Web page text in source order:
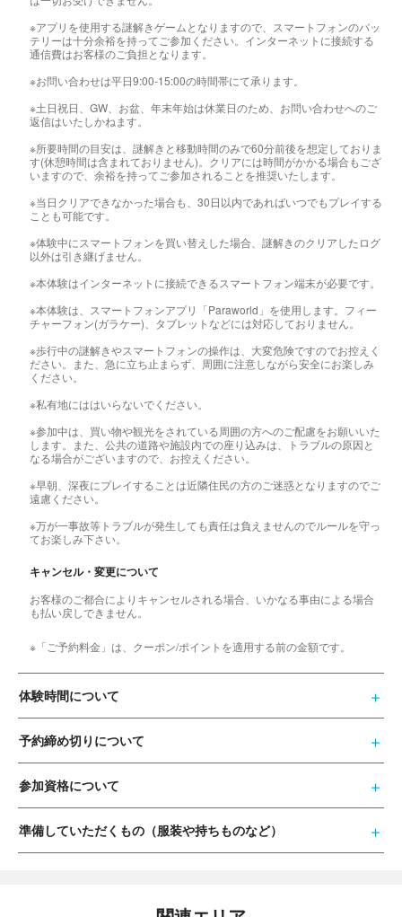
※アプリを使用する謎解きゲームとなりますので、スマートフォンのバッ
テリーは十分余裕を持ってご参加ください。インターネットに接続する
通信費はお客様のご負担となります。
※お問い合わせは平日9:00-15:00の時間帯にて承ります。
※土日祝日、GW、お盆、年末年始は休業日のため、お問い合わせへのご
返信はいたしかねます。
※所要時間の目安は、謎解きと移動時間のみで60分前後を想定しておりま
す(休憩時間は含まれておりません)。クリアには時間がかかる場合もござ
いますので、余裕を持ってご参加されることを推奨いたします。
※当日クリアできなかった場合も、30日以内であればいつでもプレイする
ことも可能です。
※体験中にスマートフォンを買い替えした場合、謎解きのクリアしたログ
以外は引き継げません。
※本体験はインターネットに接続できるスマートフォン端末が必要です。
※本体験は、スマートフォンアプリ「Paraworld」を使用します。フィー
チャーフォン(ガラケー)、タブレットなどには対応しておりません。
※歩行中の謎解きやスマートフォンの操作は、大変危険ですのでお控えく
ださい。また、急に立ち止まらず、周囲に注意しながら安全にお楽しみ
ください。
※私有地にははいらないでください。
※参加中は、買い物や観光をされている周囲の方へのご配慮をお願いいた
します。また、公共の道路や施設内での座り込みは、トラブルの原因と
なる場合がございますので、お控えください。
※早朝、深夜にプレイすることは近隣住民の方のご迷惑となりますのでご
遠慮ください。
※万が一事故等トラブルが発生しても責任は負えませんのでルールを守っ
てお楽しみ下さい。
キャンセル・変更について
お客様のご都合によりキャンセルされる場合、いかなる事由による場合
も払い戻しできません。
※「ご予約料金」は、クーポン/ポイントを適用する前の金額です。
体験時間について
予約締め切りについて
参加資格について
準備していただくもの（服装や持ちものなど）